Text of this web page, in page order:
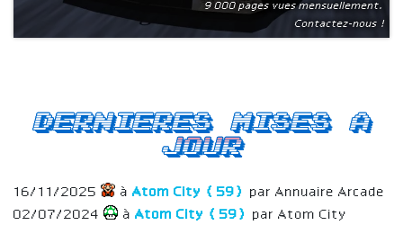
9 000 pages vues mensuellement.
Contactez-nous !
Dernieres mises a
jour
16/11/2025 à Atom City (59)
par Annuaire Arcade
02/07/2024
à Atom City (59) par Atom City